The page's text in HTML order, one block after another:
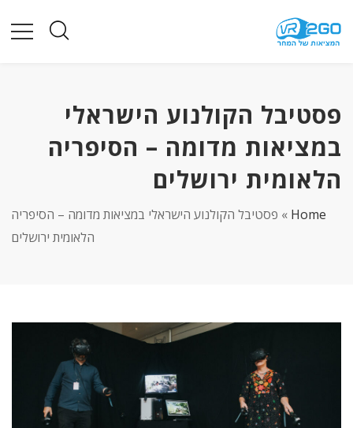
פסטיבל הקולנוע הישראלי
במציאות מדומה – הסיפריה
הלאומית ירושלים
Home
» פסטיבל הקולנוע הישראלי במציאות מדומה – הסיפריה
הלאומית ירושלים